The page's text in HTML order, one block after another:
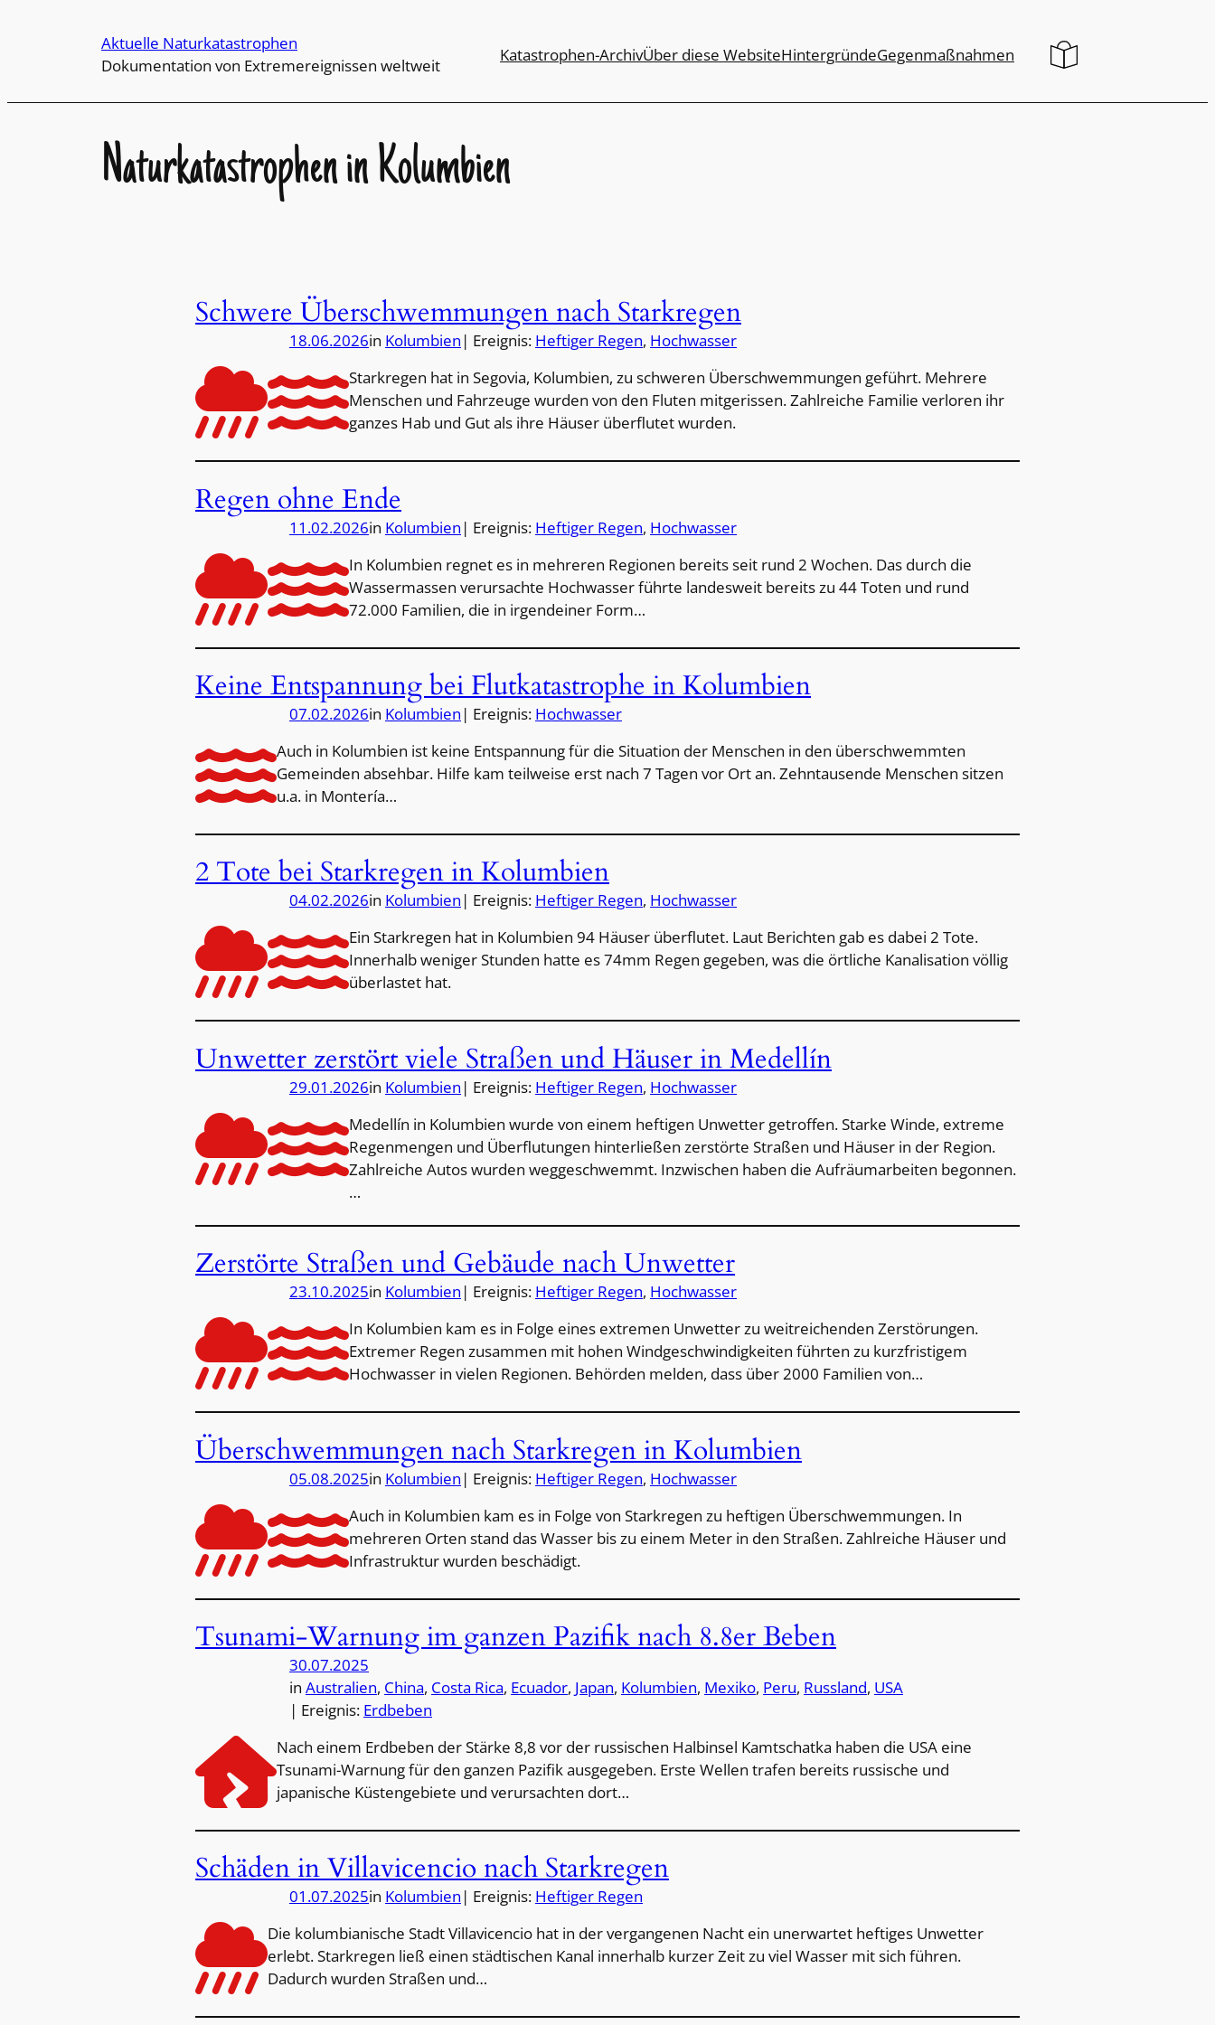
Aktuelle Naturkatastrophen
Dokumentation von Extremereignissen weltweit
Katastrophen-ArchivÜber diese WebsiteHintergründeGegenmaßnahmen
Naturkatastrophen in Kolumbien
Schwere Überschwemmungen nach Starkregen
18.06.2026in Kolumbien | Ereignis: Heftiger Regen, Hochwasser
Starkregen hat in Segovia, Kolumbien, zu schweren Überschwemmungen geführt. Mehrere
Menschen und Fahrzeuge wurden von den Fluten mitgerissen. Zahlreiche Familie verloren ihr
ganzes Hab und Gut als ihre Häuser überflutet wurden.
Regen ohne Ende
11.02.2026in Kolumbien | Ereignis: Heftiger Regen, Hochwasser
In Kolumbien regnet es in mehreren Regionen bereits seit rund 2 Wochen. Das durch die
Wassermassen verursachte Hochwasser führte landesweit bereits zu 44 Toten und rund
72.000 Familien, die in irgendeiner Form…
Keine Entspannung bei Flutkatastrophe in Kolumbien
07.02.2026in Kolumbien | Ereignis: Hochwasser
Auch in Kolumbien ist keine Entspannung für die Situation der Menschen in den überschwemmten
Gemeinden absehbar. Hilfe kam teilweise erst nach 7 Tagen vor Ort an. Zehntausende Menschen sitzen
u.a. in Montería…
2 Tote bei Starkregen in Kolumbien
04.02.2026in Kolumbien | Ereignis: Heftiger Regen, Hochwasser
Ein Starkregen hat in Kolumbien 94 Häuser überflutet. Laut Berichten gab es dabei 2 Tote.
Innerhalb weniger Stunden hatte es 74mm Regen gegeben, was die örtliche Kanalisation völlig
überlastet hat.
Unwetter zerstört viele Straßen und Häuser in Medellín
29.01.2026in Kolumbien | Ereignis: Heftiger Regen, Hochwasser
Medellín in Kolumbien wurde von einem heftigen Unwetter getroffen. Starke Winde, extreme
Regenmengen und Überflutungen hinterließen zerstörte Straßen und Häuser in der Region.
Zahlreiche Autos wurden weggeschwemmt. Inzwischen haben die Aufräumarbeiten begonnen.
…
Zerstörte Straßen und Gebäude nach Unwetter
23.10.2025in Kolumbien | Ereignis: Heftiger Regen, Hochwasser
In Kolumbien kam es in Folge eines extremen Unwetter zu weitreichenden Zerstörungen.
Extremer Regen zusammen mit hohen Windgeschwindigkeiten führten zu kurzfristigem
Hochwasser in vielen Regionen. Behörden melden, dass über 2000 Familien von…
Überschwemmungen nach Starkregen in Kolumbien
05.08.2025in Kolumbien | Ereignis: Heftiger Regen, Hochwasser
Auch in Kolumbien kam es in Folge von Starkregen zu heftigen Überschwemmungen. In
mehreren Orten stand das Wasser bis zu einem Meter in den Straßen. Zahlreiche Häuser und
Infrastruktur wurden beschädigt.
Tsunami-Warnung im ganzen Pazifik nach 8.8er Beben
30.07.2025
in Australien, China, Costa Rica, Ecuador, Japan, Kolumbien, Mexiko, Peru, Russland, USA
| Ereignis: Erdbeben
Nach einem Erdbeben der Stärke 8,8 vor der russischen Halbinsel Kamtschatka haben die USA eine
Tsunami-Warnung für den ganzen Pazifik ausgegeben. Erste Wellen trafen bereits russische und
japanische Küstengebiete und verursachten dort…
Schäden in Villavicencio nach Starkregen
01.07.2025in Kolumbien | Ereignis: Heftiger Regen
Die kolumbianische Stadt Villavicencio hat in der vergangenen Nacht ein unerwartet heftiges Unwetter
erlebt. Starkregen ließ einen städtischen Kanal innerhalb kurzer Zeit zu viel Wasser mit sich führen.
Dadurch wurden Straßen und…